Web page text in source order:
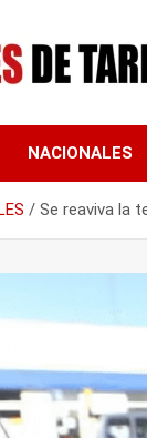
NACIONALES
Se reaviva la